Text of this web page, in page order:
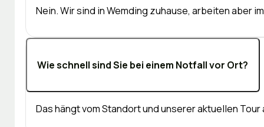
Nein. Wir sind in Wemding zuhause, arbeiten aber
Wie schnell sind Sie bei einem Notfall vor Ort?
Das hängt vom Standort und unserer aktuellen